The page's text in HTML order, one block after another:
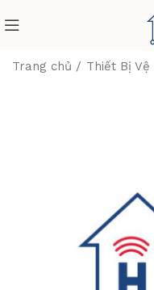
Trang chủ Thiết Bị Vệ